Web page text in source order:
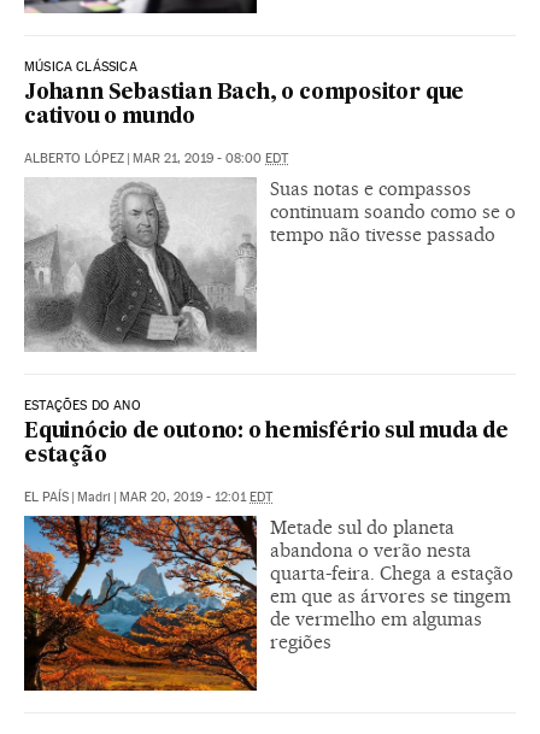
MÚSICA CLÁSSICA
Johann Sebastian Bach, o compositor que
cativou o mundo
ALBERTO LÓPEZ | MAR 21, 2019 - 08:00 EDT
Suas notas e compassos
continuam soando como se o
tempo não tivesse passado
ESTAÇÕES DO ANO
Equinócio de outono: o hemisfério sul muda de
estação
EL PAÍS | Madri | MAR 20, 2019 - 12:01 EDT
Metade sul do planeta
abandona o verão nesta
quarta-feira. Chega a estação
em que as árvores se tingem
de vermelho em algumas
regiões